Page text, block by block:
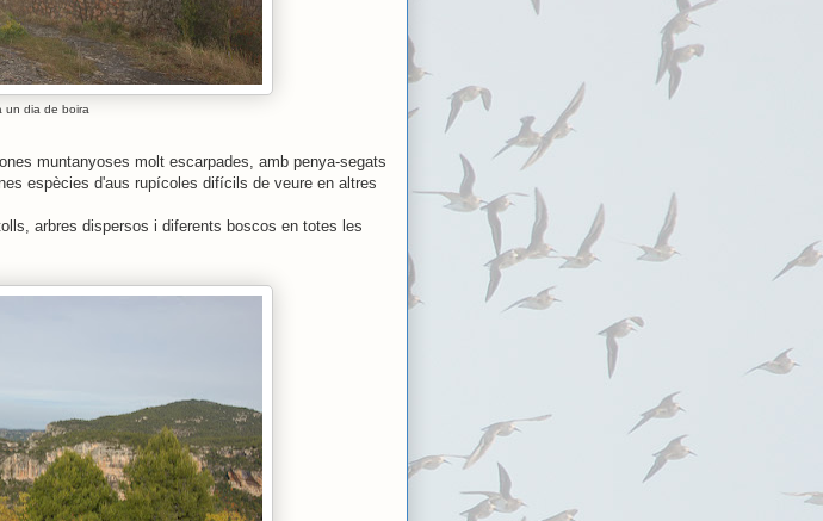
un dia de boira
muntanyoses molt escarpades, amb penya-segats
espècies d'aus rupícoles difícils de veure en altres
arbres dispersos i diferents boscos en totes les